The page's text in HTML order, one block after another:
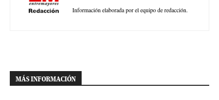
Información elaborada por el equipo de redacción.
MÁS INFORMACIÓN